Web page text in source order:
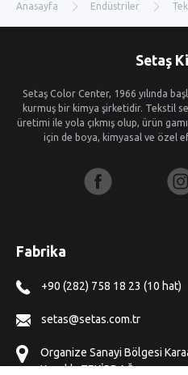
Anasayfa Endüstriler
Setaş
Setaş Color Center, 1966 yılında
kurmuş bir kimya şirketidir. Tekstil
üretimi ile yola çıkmış olup, ürün
için de boya, kimyasal ve özel
Fabrika
+90 (282) 758 18 23 (10 hat)
setas@setas.com.tr
Organize Sanayi Bölgesi
Kapaklı, TEKİRDAĞ